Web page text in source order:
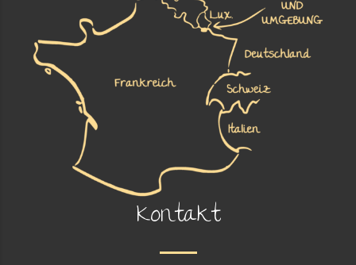
Kontakt